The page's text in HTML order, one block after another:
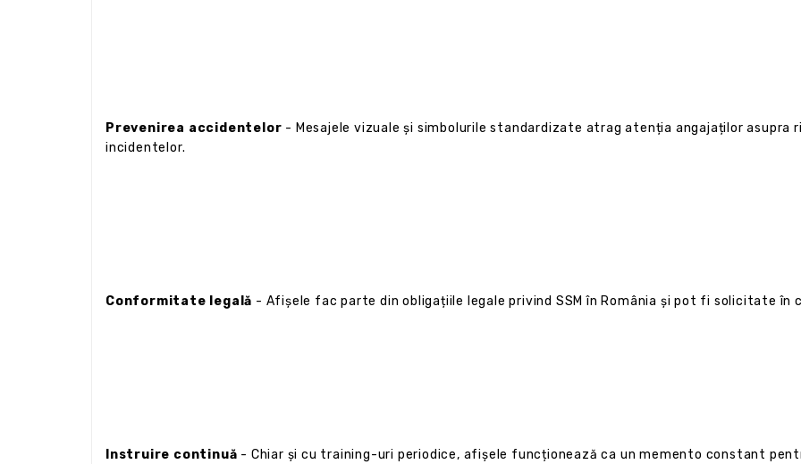
Prevenirea accidentelor - Mesajele vizuale și simbolurile standardizate atrag atenția angajaților asupra
incidentelor.
Conformitate legală - Afișele fac parte din obligațiile legale privind SSM în România și pot fi solicitate în
Instruire continuă - Chiar și cu training-uri periodice, afișele funcționează ca un memento constant